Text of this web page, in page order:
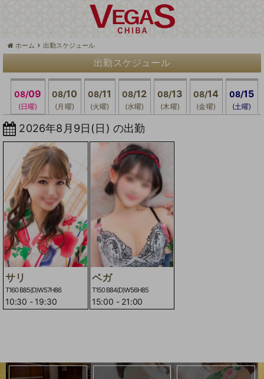
ホーム 出勤スケジュール
出勤スケジュール
08/09
(日曜)
08/10
(月曜)
08/11
(火曜)
08/12
(水曜)
08/13
(木曜)
08/14
(金曜)
08/15
(土曜)
2026年8月9日(日) の出勤
サリ
T160 B85(D)W57H86
10:30 - 19:30
ベガ
T150 B84(D)W56H85
15:00 - 21:00